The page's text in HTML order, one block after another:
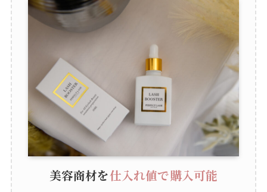
美容商材を仕入れ値で購入可能